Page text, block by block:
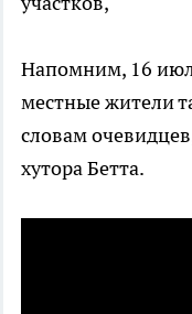
Напомним, 16
местные жители
словам
хутора Бетта.